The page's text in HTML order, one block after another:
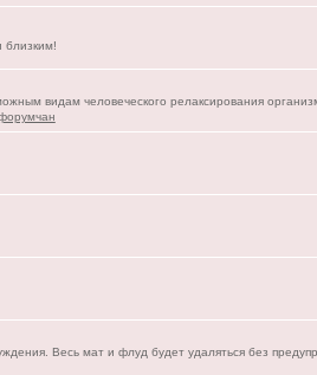
близким!
видам человеческого релаксирования
Весь мат и флуд будет удаляться без